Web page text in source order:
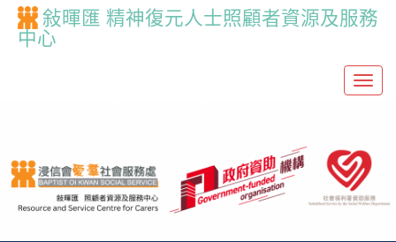
敍暉匯 精神復元人士照顧者資源及服務
中心
T
g
l
e
a